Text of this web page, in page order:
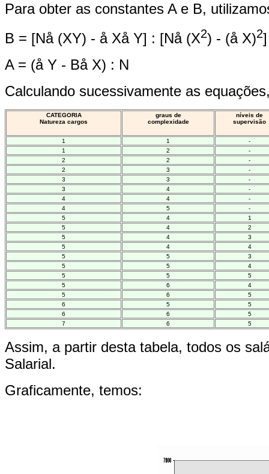
Para obter as constantes A e B,
B = [Nå (XY) - å Xå Y] : [Nå (X2) - (å X)2]
A = (å Y - Bå X) : N
Calculando sucessivamente as
CATEGORIA
Natureza cargos
graus de
complexidade
níveis de
supervisão
1 1
-
1
2
-
2
2
-
2
3
-
3
3
-
3
4
-
4
4
-
4
5
-
5
4
1
5
4
2
5
4
3
5
4
4
5
5
3
5
5
4
5
5
5
5
6
4
5
6
5
6
5
5
6
6
5
7
6 5
Assim, a partir desta tabela, todos os
Salarial.
Graficamente, temos: